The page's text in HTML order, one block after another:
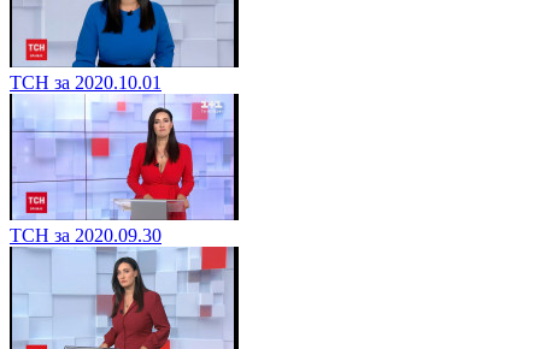
ТСН за 2020.10.01
ТСН за 2020.09.30